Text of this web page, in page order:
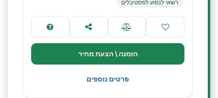
רשאי לנסוע לפסטיבלים
הזמנה \ הצעת מחיר
פרטים נוספים